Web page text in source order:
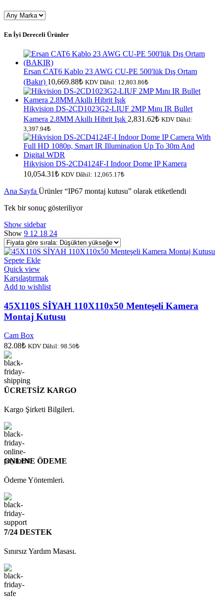
En İyi Dereceli Ürünler
Ersan CAT6 Kablo 23 AWG CU-PE 500'lük Dış Ortam
(Bakır) 10,669.88₺ KDV Dâhil: 12,803.86₺
Hikvision DS-2CD1023G2-LIUF 2MP Mını IR Bullet
Kamera 2.8MM Akıllı Hibrit Işık 2,831.62₺ KDV Dâhil:
3,397.94₺
Hikvision DS-2CD4124F-I Indoor Dome IP Kamera
10,054.31₺ KDV Dâhil: 12,065.17₺
Ana Sayfa Ürünler “IP67 montaj kutusu” olarak etiketlendi
Tek bir sonuç gösteriliyor
Show sidebar
Show 9 12 18 24
Sepete Ekle
Quick view
Karşılaştırmak
Add to wishlist
45X110S SİYAH 110X110x50 Menteşeli Kamera
Montaj Kutusu
Cam Box
82.08₺ KDV Dâhil: 98.50₺
ÜCRETSİZ KARGO
Kargo Şirketi Bilgileri.
ONLINE ÖDEME
Ödeme Yöntemleri.
7/24 DESTEK
Sınırsız Yardım Masası.